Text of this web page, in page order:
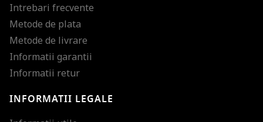
Intrebari frecvente
Metode de plata
Metode de livrare
Informatii garantii
Informatii retur
INFORMATII LEGALE